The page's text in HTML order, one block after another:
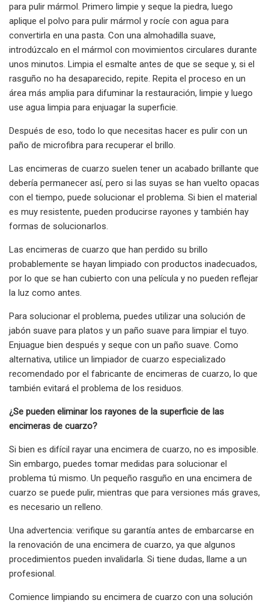
para pulir mármol. Primero limpie y seque la piedra, luego
aplique el polvo para pulir mármol y rocíe con agua para
convertirla en una pasta. Con una almohadilla suave,
introdúzcalo en el mármol con movimientos circulares durante
unos minutos. Limpia el esmalte antes de que se seque y, si el
rasguño no ha desaparecido, repite. Repita el proceso en un
área más amplia para difuminar la restauración, limpie y luego
use agua limpia para enjuagar la superficie.
Después de eso, todo lo que necesitas hacer es pulir con un
paño de microfibra para recuperar el brillo.
Las encimeras de cuarzo suelen tener un acabado brillante que
debería permanecer así, pero si las suyas se han vuelto opacas
con el tiempo, puede solucionar el problema. Si bien el material
es muy resistente, pueden producirse rayones y también hay
formas de solucionarlos.
Las encimeras de cuarzo que han perdido su brillo
probablemente se hayan limpiado con productos inadecuados,
por lo que se han cubierto con una película y no pueden reflejar
la luz como antes.
Para solucionar el problema, puedes utilizar una solución de
jabón suave para platos y un paño suave para limpiar el tuyo.
Enjuague bien después y seque con un paño suave. Como
alternativa, utilice un limpiador de cuarzo especializado
recomendado por el fabricante de encimeras de cuarzo, lo que
también evitará el problema de los residuos.
¿Se pueden eliminar los rayones de la superficie de las
encimeras de cuarzo?
Si bien es difícil rayar una encimera de cuarzo, no es imposible.
Sin embargo, puedes tomar medidas para solucionar el
problema tú mismo. Un pequeño rasguño en una encimera de
cuarzo se puede pulir, mientras que para versiones más graves,
es necesario un relleno.
Una advertencia: verifique su garantía antes de embarcarse en
la renovación de una encimera de cuarzo, ya que algunos
procedimientos pueden invalidarla. Si tiene dudas, llame a un
profesional.
Comience limpiando su encimera de cuarzo con una solución